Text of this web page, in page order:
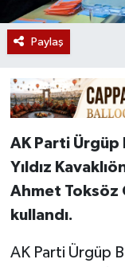
Paylaş
AK Parti Ürgüp
Yıldız
Ahmet Toksöz
kullandı.
AK Parti Ürgüp